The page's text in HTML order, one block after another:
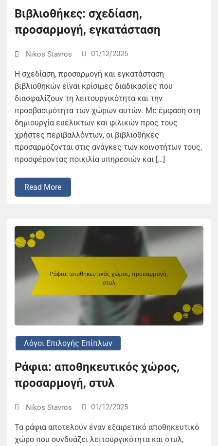
Βιβλιοθήκες: σχεδίαση,
προσαρμογή, εγκατάσταση
Nikos Stavros 01/12/2025
Η σχεδίαση, προσαρμογή και εγκατάσταση
βιβλιοθηκών είναι κρίσιμες διαδικασίες που
διασφαλίζουν τη λειτουργικότητα και την
προσβασιμότητα των χώρων αυτών. Με έμφαση στη
δημιουργία ευέλικτων και φιλικών προς τους
χρήστες περιβαλλόντων, οι βιβλιοθήκες
προσαρμόζονται στις ανάγκες των κοινοτήτων τους,
προσφέροντας ποικιλία υπηρεσιών και […]
Read More
Λόγοι Επιλογής Επίπλων
Ράφια: αποθηκευτικός χώρος,
προσαρμογή, στυλ
Nikos Stavros 01/12/2025
Τα ράφια αποτελούν έναν εξαιρετικό αποθηκευτικό
χώρο που συνδυάζει λειτουργικότητα και στυλ,